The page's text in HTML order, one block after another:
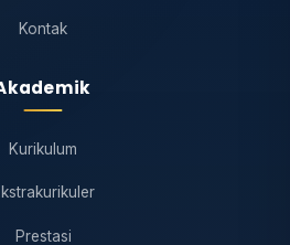
Kontak
Kurikulum
Prestasi